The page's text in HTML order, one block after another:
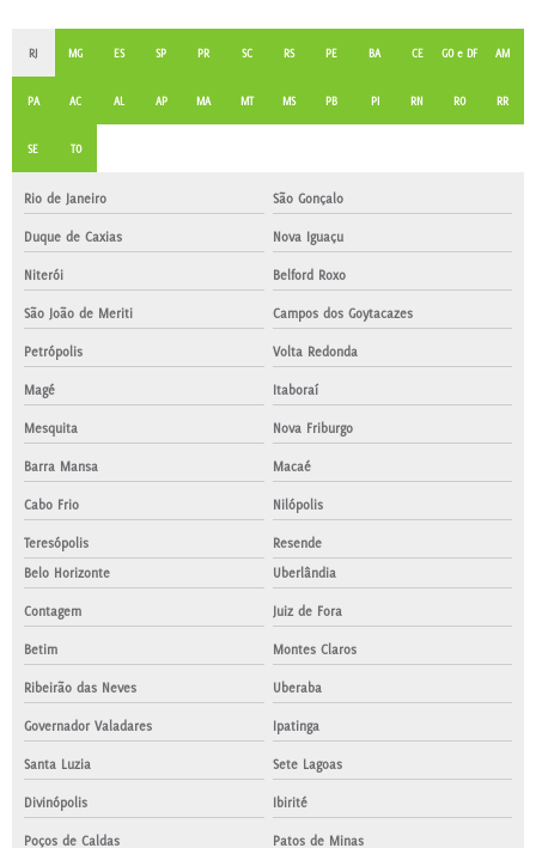
RJ MG ES SP PR SC RS PE BA CE GO e DF AM
PA AC AL AP MA MT MS PB PI RN RO RR
SE TO
Rio de Janeiro São Gonçalo
Duque de Caxias Nova Iguaçu
Niterói Belford Roxo
São João de Meriti Campos dos Goytacazes
Petrópolis Volta Redonda
Magé Itaboraí
Mesquita Nova Friburgo
Barra Mansa Macaé
Cabo Frio Nilópolis
Teresópolis
Resende
Belo Horizonte
Uberlândia
Contagem Juiz de Fora
Betim Montes Claros
Ribeirão das Neves Uberaba
Governador Valadares Ipatinga
Santa Luzia Sete Lagoas
Divinópolis Ibirité
Poços de Caldas Patos de Minas